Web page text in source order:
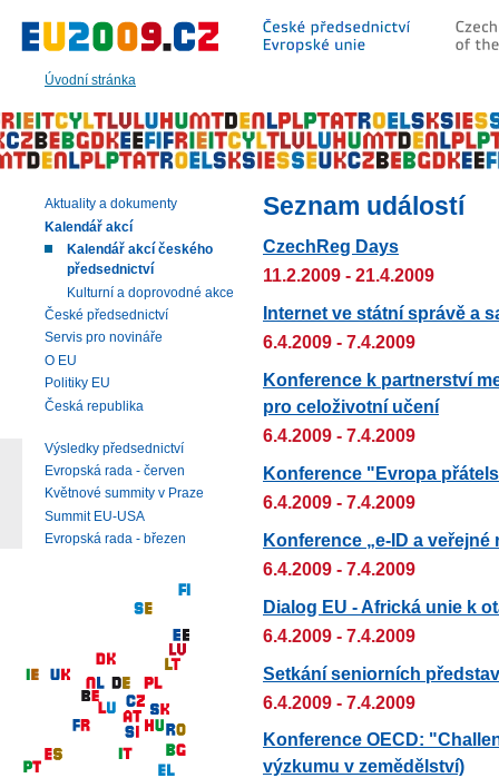
Úvodní stránka
hlavní
|
navigaci
|
vyhledávání
Seznam událostí
CzechReg Days
11.2.2009 - 21.4.2009
Internet ve státní správě a
6.4.2009 - 7.4.2009
Konference k partnerství
pro celoživotní učení
6.4.2009 - 7.4.2009
Konference "Evropa
6.4.2009 - 7.4.2009
Konference „e-ID a veřejné
6.4.2009 - 7.4.2009
Dialog EU - Africká unie k
6.4.2009 - 7.4.2009
Setkání seniorních
6.4.2009 - 7.4.2009
Konference OECD:
výzkumu v zemědělství)
Aktuality a dokumenty
Kalendář akcí
Kalendář akcí českého
předsednictví
Kulturní a doprovodné akce
České předsednictví
Servis pro novináře
O EU
Politiky EU
Česká republika
Výsledky předsednictví
Evropská rada - červen
Květnové summity v Praze
Summit EU-USA
Evropská rada - březen